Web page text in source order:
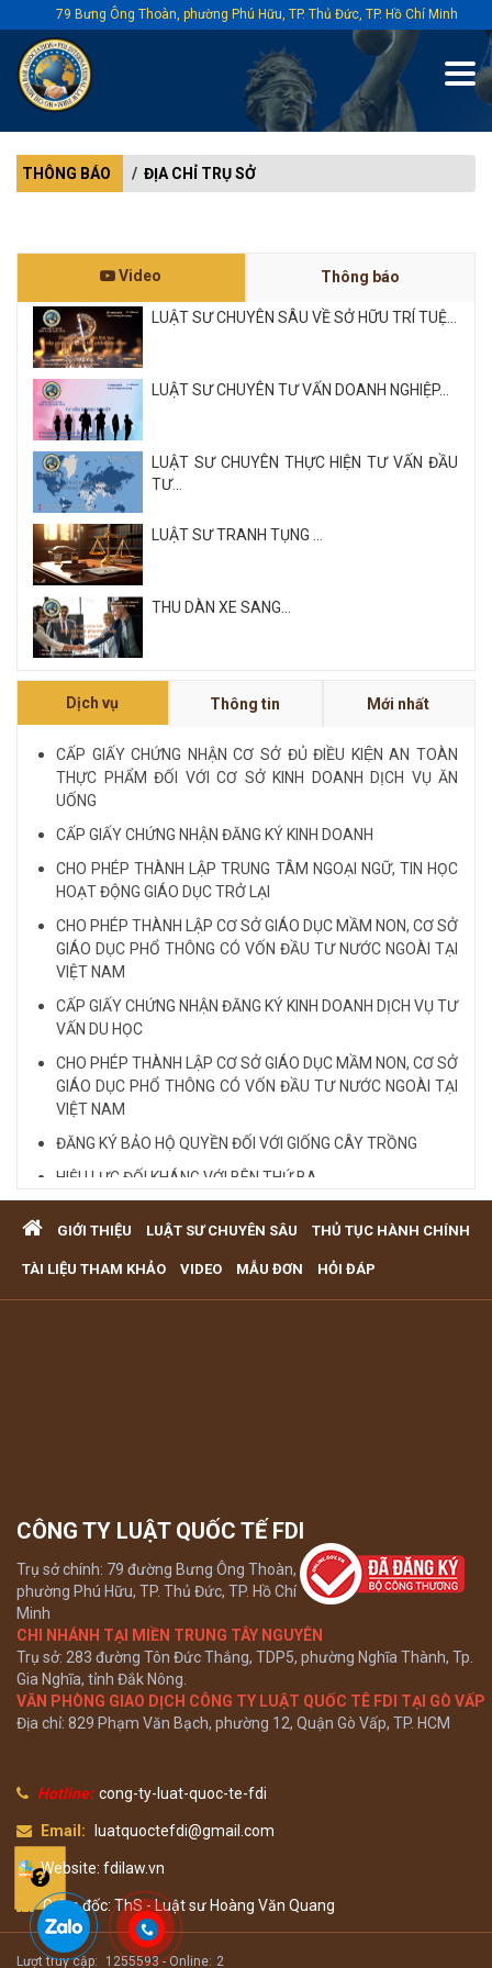
79 Bưng Ông Thoàn, phường Phú Hữu, TP. Thủ Đức, TP. Hồ Chí Minh
THÔNG BÁO ĐỊA CHỈ TRỤ SỞ
Video Thông báo
LUẬT SƯ CHUYÊN SÂU VỀ SỞ HỮU TRÍ TUỆ...
LUẬT SƯ CHUYÊN TƯ VẤN DOANH NGHIỆP...
LUẬT SƯ CHUYÊN THỰC HIỆN TƯ VẤN ĐẦU
TƯ...
LUẬT SƯ TRANH TỤNG ...
THU DÀN XE SANG...
NỘI QUY VÀ QUY CHẾ CÔNG TY LUẬT QUỐC
LUẬT SƯ CHUYÊN VỀ HÌNH SỰ...
Xem tất cả
Dịch vụ Thông tin Mới nhất
CẤP GIẤY CHỨNG NHẬN CƠ SỞ ĐỦ ĐIỀU KIỆN AN TOÀN
THỰC PHẨM ĐỐI VỚI CƠ SỞ KINH DOANH DỊCH VỤ ĂN
UỐNG
CẤP GIẤY CHỨNG NHẬN ĐĂNG KÝ KINH DOANH
CHO PHÉP THÀNH LẬP TRUNG TÂM NGOẠI NGỮ, TIN HỌC
HOẠT ĐỘNG GIÁO DỤC TRỞ LẠI
CHO PHÉP THÀNH LẬP CƠ SỞ GIÁO DỤC MẦM NON, CƠ SỞ
GIÁO DỤC PHỔ THÔNG CÓ VỐN ĐẦU TƯ NƯỚC NGOÀI TẠI
VIỆT NAM
CẤP GIẤY CHỨNG NHẬN ĐĂNG KÝ KINH DOANH DỊCH VỤ TƯ
VẤN DU HỌC
CHO PHÉP THÀNH LẬP CƠ SỞ GIÁO DỤC MẦM NON, CƠ SỞ
GIÁO DỤC PHỔ THÔNG CÓ VỐN ĐẦU TƯ NƯỚC NGOÀI TẠI
VIỆT NAM
ĐĂNG KÝ BẢO HỘ QUYỀN ĐỐI VỚI GIỐNG CÂY TRỒNG
HIỆU LỰC ĐỐI KHÁNG VỚI BÊN THỨ BA
với đất
VĂN PHÒNG LUẬT SƯ TƯ VẤN MIỄN PHÍ QUA ĐIỆN THOẠI
GIỚI THIỆU LUẬT SƯ CHUYÊN SÂU THỦ TỤC HÀNH CHÍNH
TÀI LIỆU THAM KHẢO VIDEO MẪU ĐƠN HỎI ĐÁP
CÔNG TY LUẬT QUỐC TẾ FDI
Trụ sở chính: 79 đường Bưng Ông Thoàn,
phường Phú Hữu, TP. Thủ Đức, TP. Hồ Chí
Minh
CHI NHÁNH TẠI MIỀN TRUNG TÂY NGUYÊN
Trụ sở: 283 đường Tôn Đức Thắng, TDP5, phường Nghĩa Thành, Tp.
Gia Nghĩa, tỉnh Đắk Nông.
VĂN PHÒNG GIAO DỊCH CÔNG TY LUẬT QUỐC TÊ FDI TẠI GÒ VẤP
Địa chỉ: 829 Phạm Văn Bạch, phường 12, Quận Gò Vấp, TP. HCM
Hotline: cong-ty-luat-quoc-te-fdi
Email: luatquoctefdi@gmail.com
Website: fdilaw.vn
Giám đốc: ThS - Luật sư Hoàng Văn Quang
Lượt truy cập: 1255593 -Online: 2